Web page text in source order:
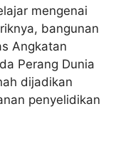
mengenai
bangunan
Angkatan
Perang Dunia
dijadikan
penyelidikan